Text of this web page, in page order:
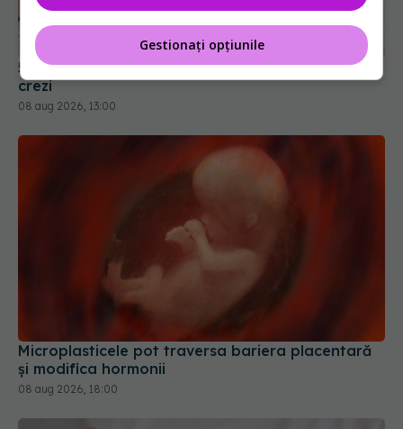
5 mituri despre menstruație pe care să nu le mai
crezi
08 aug 2026, 13:00
Microplasticele pot traversa bariera placentară
și modifica hormonii
08 aug 2026, 18:00
Gestionați opțiunile